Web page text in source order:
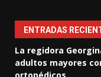
ENTRADAS
La regidora
adultos mayores